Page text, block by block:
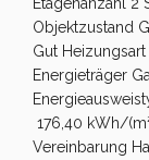
Objektzustand
Gut
Energieträger
176,40 kWh/
Vereinbarung